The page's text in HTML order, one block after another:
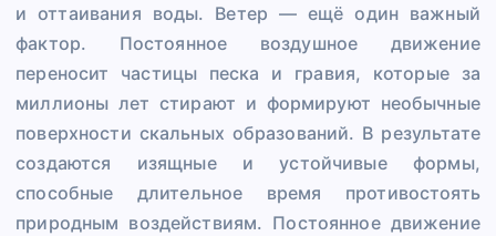
и оттаивания воды. Ветер — ещё один важный
фактор. Постоянное воздушное движение
переносит частицы песка и гравия, которые за
миллионы лет стирают и формируют необычные
поверхности скальных образований. В результате
создаются изящные и устойчивые формы,
способные длительное время противостоять
природным воздействиям. Постоянное движение